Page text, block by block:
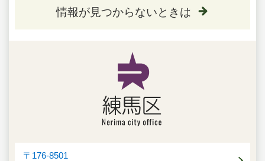
情報が見つからないときは
〒176-8501